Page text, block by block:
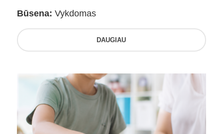
Būsena: Vykdomas
DAUGIAU